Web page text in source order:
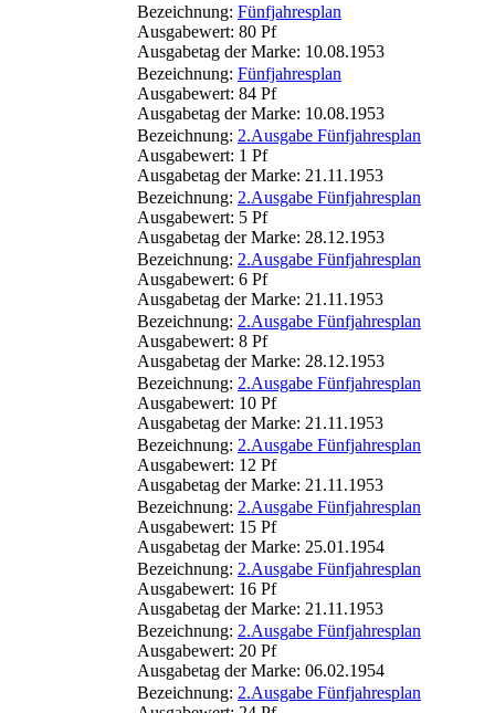
Bezeichnung: Fünfjahresplan
Ausgabewert: 80 Pf
Ausgabetag der Marke: 10.08.1953
Bezeichnung: Fünfjahresplan
Ausgabewert: 84 Pf
Ausgabetag der Marke: 10.08.1953
Bezeichnung: 2.Ausgabe Fünfjahresplan
Ausgabewert: 1 Pf
Ausgabetag der Marke: 21.11.1953
Bezeichnung: 2.Ausgabe Fünfjahresplan
Ausgabewert: 5 Pf
Ausgabetag der Marke: 28.12.1953
Bezeichnung: 2.Ausgabe Fünfjahresplan
Ausgabewert: 6 Pf
Ausgabetag der Marke: 21.11.1953
Bezeichnung: 2.Ausgabe Fünfjahresplan
Ausgabewert: 8 Pf
Ausgabetag der Marke: 28.12.1953
Bezeichnung: 2.Ausgabe Fünfjahresplan
Ausgabewert: 10 Pf
Ausgabetag der Marke: 21.11.1953
Bezeichnung: 2.Ausgabe Fünfjahresplan
Ausgabewert: 12 Pf
Ausgabetag der Marke: 21.11.1953
Bezeichnung: 2.Ausgabe Fünfjahresplan
Ausgabewert: 15 Pf
Ausgabetag der Marke: 25.01.1954
Bezeichnung: 2.Ausgabe Fünfjahresplan
Ausgabewert: 16 Pf
Ausgabetag der Marke: 21.11.1953
Bezeichnung: 2.Ausgabe Fünfjahresplan
Ausgabewert: 20 Pf
Ausgabetag der Marke: 06.02.1954
Bezeichnung: 2.Ausgabe Fünfjahresplan